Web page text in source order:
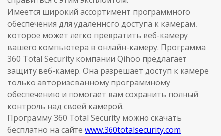
Имеется широкий ассортимент программного
обеспечения для удаленного доступа к камерам,
которое может легко превратить веб-камеру
вашего компьютера в онлайн-камеру. Программа
360 Total Security компании Qihoo предлагает
защиту веб-камер. Она разрешает доступ к камере
только авторизованному программному
обеспечению и помогает вам сохранить полный
контроль над своей камерой.
Программу 360 Total Security можно скачать
бесплатно на сайте www.360totalsecurity.com